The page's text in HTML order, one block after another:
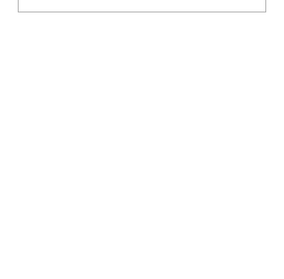
子暗号（PQC）ロードマ